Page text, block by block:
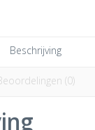
Beschrijving
(0)